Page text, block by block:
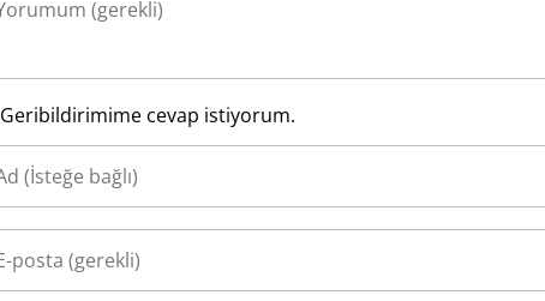
Geribildirimime cevap istiyorum.